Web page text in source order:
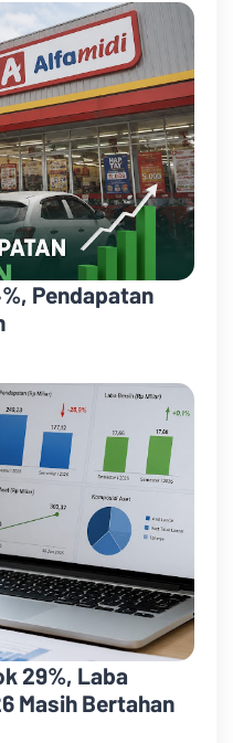
Pendapatan
29%, Laba
Masih Bertahan